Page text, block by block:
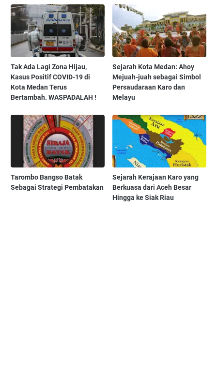
Tak Ada Lagi Zona Hijau,
Kasus Positif COVID-19 di
Kota Medan Terus
Bertambah. WASPADALAH !
Sejarah Kota Medan: Ahoy
Mejuah-juah sebagai Simbol
Persaudaraan Karo dan
Melayu
Tarombo Bangso Batak
Sebagai Strategi Pembatakan
Sejarah Kerajaan Karo yang
Berkuasa dari Aceh Besar
Hingga ke Siak Riau